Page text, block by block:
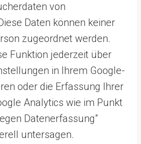
von
Daten können keiner
zugeordnet werden.
Funktion jederzeit über
in Ihrem Google-
oder die Erfassung Ihrer
Analytics wie im Punkt
Datenerfassung”
untersagen.